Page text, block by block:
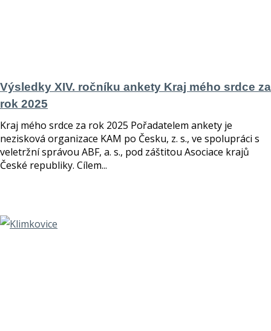
Výsledky XIV. ročníku ankety Kraj mého srdce za
rok 2025
Kraj mého srdce za rok 2025 Pořadatelem ankety je
nezisková organizace KAM po Česku, z. s., ve spolupráci s
veletržní správou ABF, a. s., pod záštitou Asociace krajů
České republiky. Cílem...
❅